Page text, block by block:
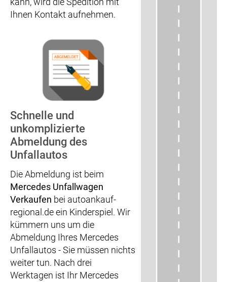
Ihnen Kontakt aufnehmen.
Schnelle und
unkomplizierte
Abmeldung des
Unfallautos
Die Abmeldung ist beim
Mercedes Unfallwagen
Verkaufen bei autoankauf-
regional.de ein Kinderspiel. Wir
kümmern uns um die
Abmeldung Ihres Mercedes
Unfallautos - Sie müssen nichts
weiter tun. Nach drei
Werktagen ist Ihr Mercedes